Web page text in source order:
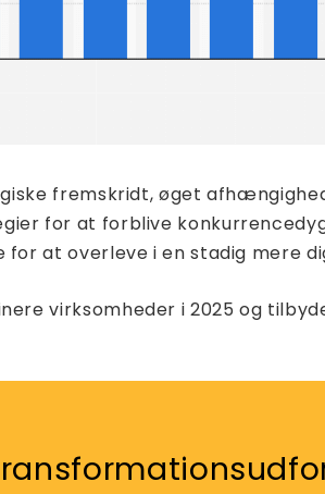
fremskridt, øget
for at forblive
at overleve i en stadig mere
virksomheder i 2025 og